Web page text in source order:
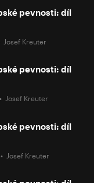
pevnosti: díl
Josef Kreuter
pevnosti: díl
Josef Kreuter
pevnosti: díl
Josef Kreuter